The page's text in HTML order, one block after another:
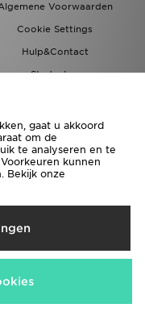
Voorwaarden
Cookie Settings
Hulp&Contact
Studenten
gaat u akkoord
om de
te analyseren en te
kunnen
Bekijk onze